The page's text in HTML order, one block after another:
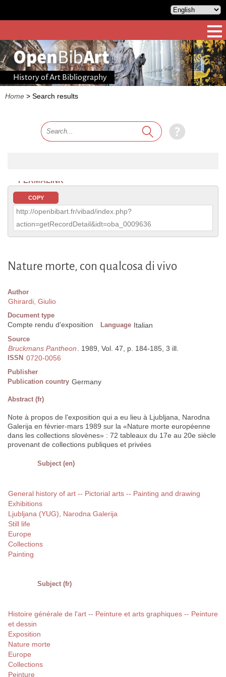
History of Art Bibliography
Home > Search results
PERMALINK
COPY
http://openbibart.fr/vibad/index.php?
action=getRecordDetail&idt=oba_0009636
Nature morte, con qualcosa di vivo
Author
Ghirardi, Giulio
Document type
Compte rendu d'exposition Language Italian
Source
Bruckmans Pantheon. 1989, Vol. 47, p. 184-185, 3 ill.
ISSN 0720-0056
Publisher
Publication country Germany
Abstract (fr)
Note à propos de l'exposition qui a eu lieu à Ljubljana, Narodna
Galerija en février-mars 1989 sur la «Nature morte européenne
dans les collections slovènes» : 72 tableaux du 17e au 20e siècle
provenant de collections publiques et privées
Subject (en)
General history of art -- Pictorial arts -- Painting and drawing
Exhibitions
Ljubljana (YUG), Narodna Galerija
Still life
Europe
Collections
Painting
Subject (fr)
Histoire générale de l'art -- Peinture et arts graphiques -- Peinture
et dessin
Exposition
Nature morte
Europe
Collections
Peinture